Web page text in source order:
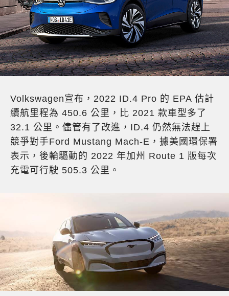
Volkswagen宣布，2022 ID.4 Pro 的 EPA 估計
續航里程為 450.6 公里，比 2021 款車型多了
32.1 公里。 儘管有了改進，ID.4 仍然無法趕上
競爭對手Ford Mustang Mach-E， 據美國環保署
表示 ，後輪驅動的 2022 年加州 Route 1 版每次
充電可行駛 505.3 公里。